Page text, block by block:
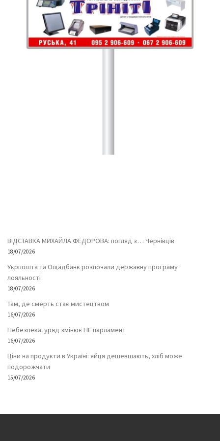
ВІДСТАВКА МИХАЙЛА ФЕДОРОВА: погляд з… Чернівців
18/07/2026
Укрпошта та Ощадбанк розпочали державну програму
лояльності
18/07/2026
Там, де смерть стає мистецтвом
16/07/2026
Небезпека: уряд змінює НЕ парламент
16/07/2026
Ціни на продукти в Україні: яйця дешевшають, хліб може
подорожчати
15/07/2026